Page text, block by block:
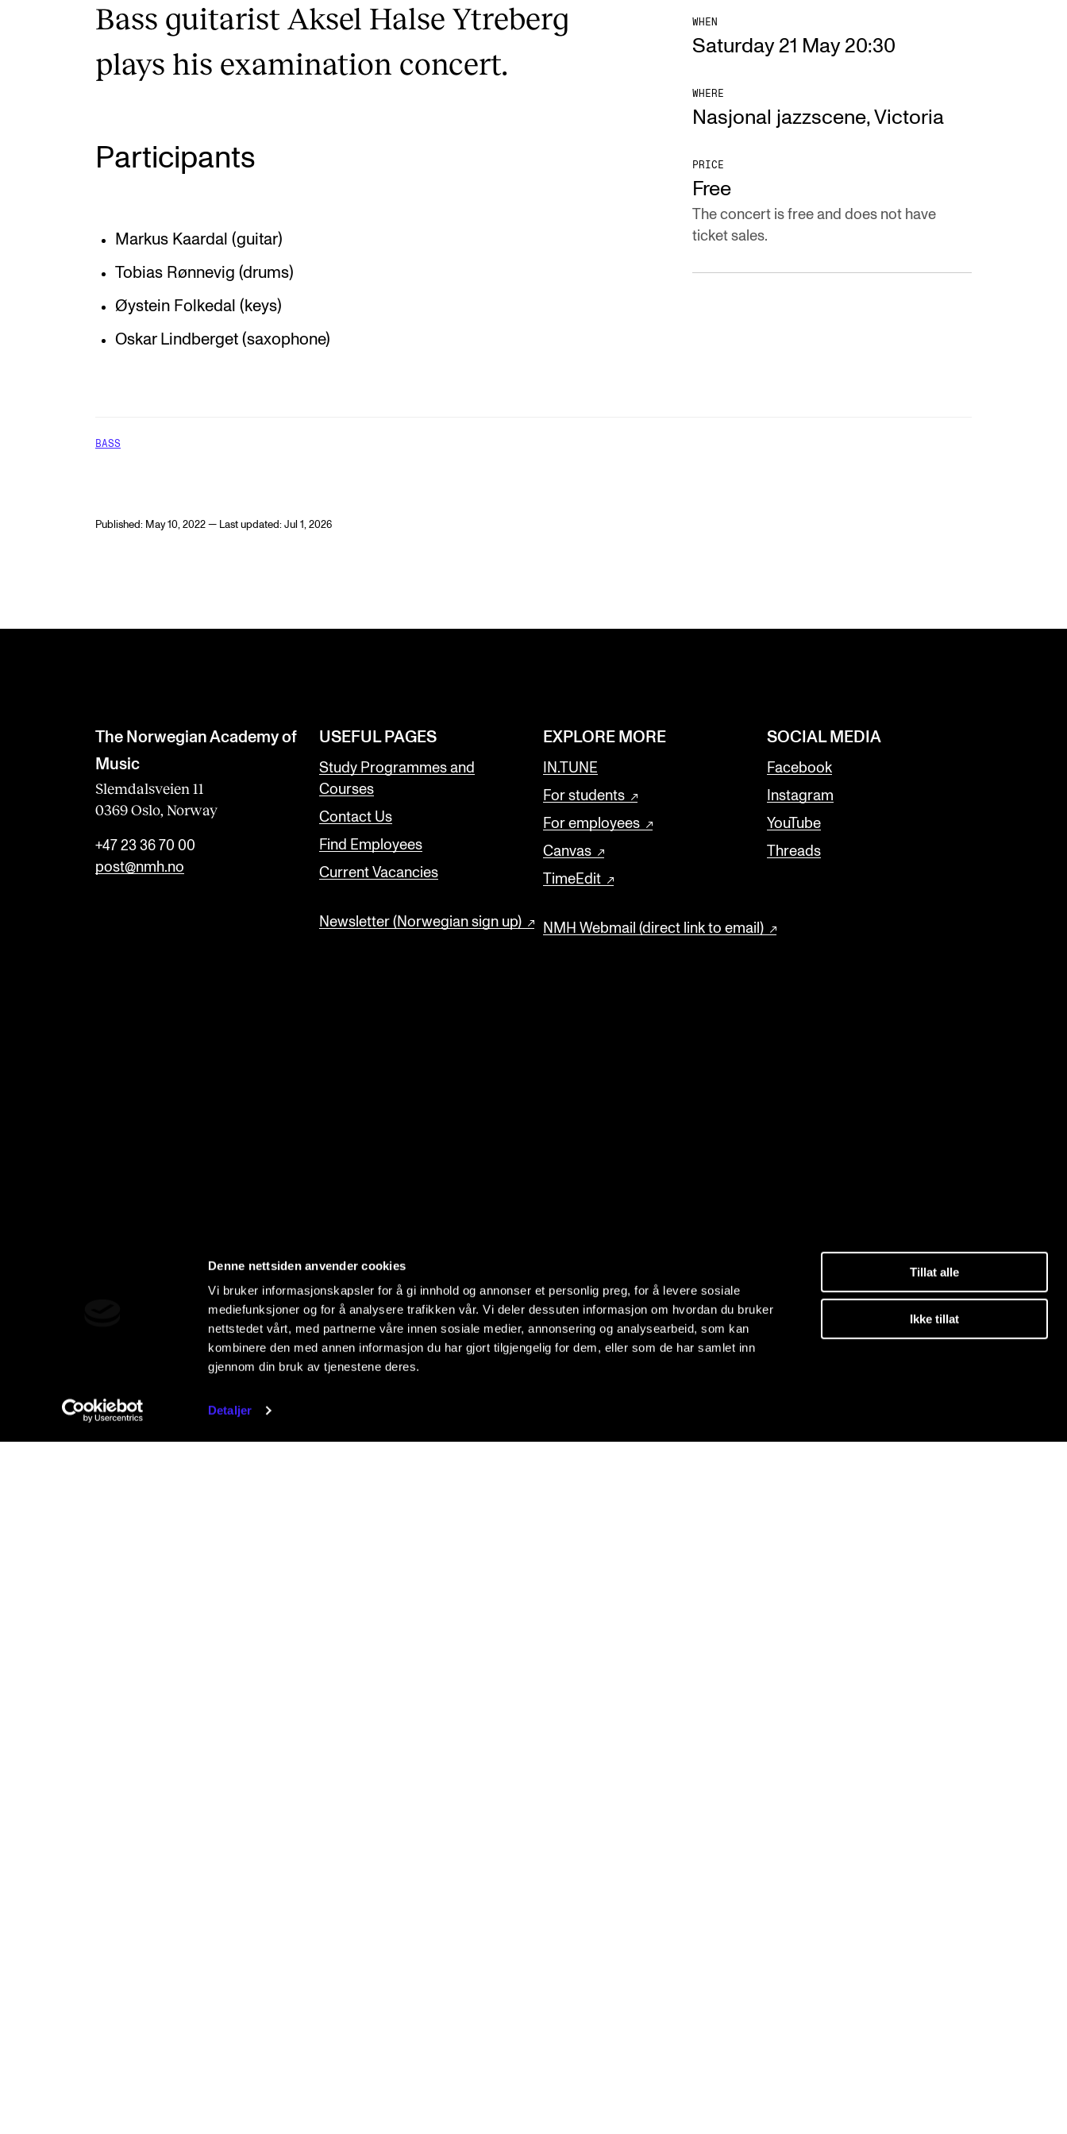
Denne nettsiden anvender cookies
Vi bruker informasjonskapsler for å gi innhold og annonser et personlig preg, for å levere sosiale
mediefunksjoner og for å analysere trafikken vår. Vi deler dessuten informasjon om hvordan du bruker
nettstedet vårt, med partnerne våre innen sosiale medier, annonsering og analysearbeid, som kan
kombinere den med annen informasjon du har gjort tilgjengelig for dem, eller som de har samlet inn
gjennom din bruk av tjenestene deres.
Detaljer
Tillat alle
Ikke tillat
Bass guitarist Aksel Halse Ytreberg
plays his examination concert.
WHEN
Saturday 21 May 20:30
WHERE
Nasjonal jazzscene, Victoria
PRICE
Free
The concert is free and does not have
ticket sales.
Participants
Markus Kaardal (guitar)
Tobias Rønnevig (drums)
Øystein Folkedal (keys)
Oskar Lindberget (saxophone)
BASS
Published: May 10, 2022 — Last updated: Jul 1, 2026
The Norwegian Academy of
Music
Slemdalsveien 11
0369 Oslo, Norway
+47 23 36 70 00
post@nmh.no
USEFUL PAGES
Study Programmes and
Courses
Contact Us
Find Employees
Current Vacancies
Newsletter (Norwegian sign up)
EXPLORE MORE
IN.TUNE
For students
For employees
Canvas
TimeEdit
NMH Webmail (direct link to email)
SOCIAL MEDIA
Facebook
Instagram
YouTube
Threads